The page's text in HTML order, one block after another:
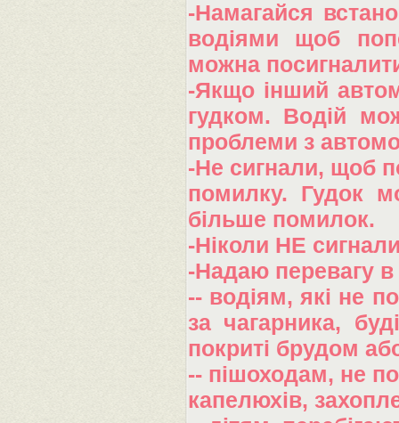
-Намагайся
водіями щоб
можна
-Якщо інший
гудком. Водій
проблеми з
-Не сигнали, щоб
помилку. Гудок
більше помилок.
-Ніколи НЕ
-Надаю перевагу в
-- водіям, які не
за чагарника,
покриті брудом
-- пішоходам, не
капелюхів,